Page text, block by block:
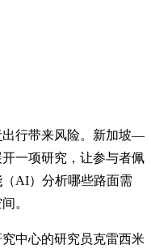
出行带来风险。新加坡—
一项研究，让参与者佩
（AI）分析哪些路面需
。
中心的研究员克雷西米